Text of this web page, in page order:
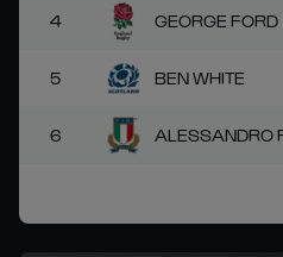
4 GEORGE FORD
5 BEN WHITE
6 ALESSANDRO